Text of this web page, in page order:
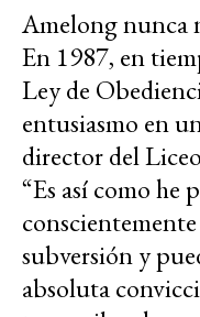
Amelong nunca
En 1987, en
Ley de
entusiasmo en
director del
“Es así como he
subversión y
absoluta